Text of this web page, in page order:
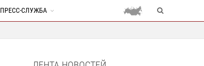
ПРЕСС-СЛУЖБА